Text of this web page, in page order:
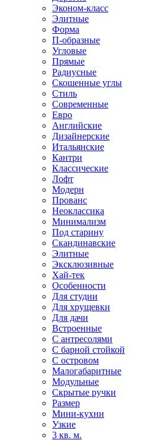
Эконом-класс
Элитные
Форма
П-образные
Угловые
Прямые
Радиусные
Скошенные углы
Стиль
Современные
Евро
Английские
Дизайнерские
Итальянские
Кантри
Классические
Лофт
Модерн
Прованс
Неоклассика
Минимализм
Под старину
Скандинавские
Элитные
Эксклюзивные
Хай-тек
Особенности
Для студии
Для хрущевки
Для дачи
Встроенные
С антресолями
С барной стойкой
С островом
Малогабаритные
Модульные
Скрытые ручки
Размер
Мини-кухни
Узкие
3 кв. м.